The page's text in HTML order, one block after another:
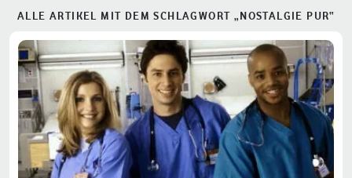
ALLE ARTIKEL MIT DEM SCHLAGWORT „NOSTALGIE PUR“